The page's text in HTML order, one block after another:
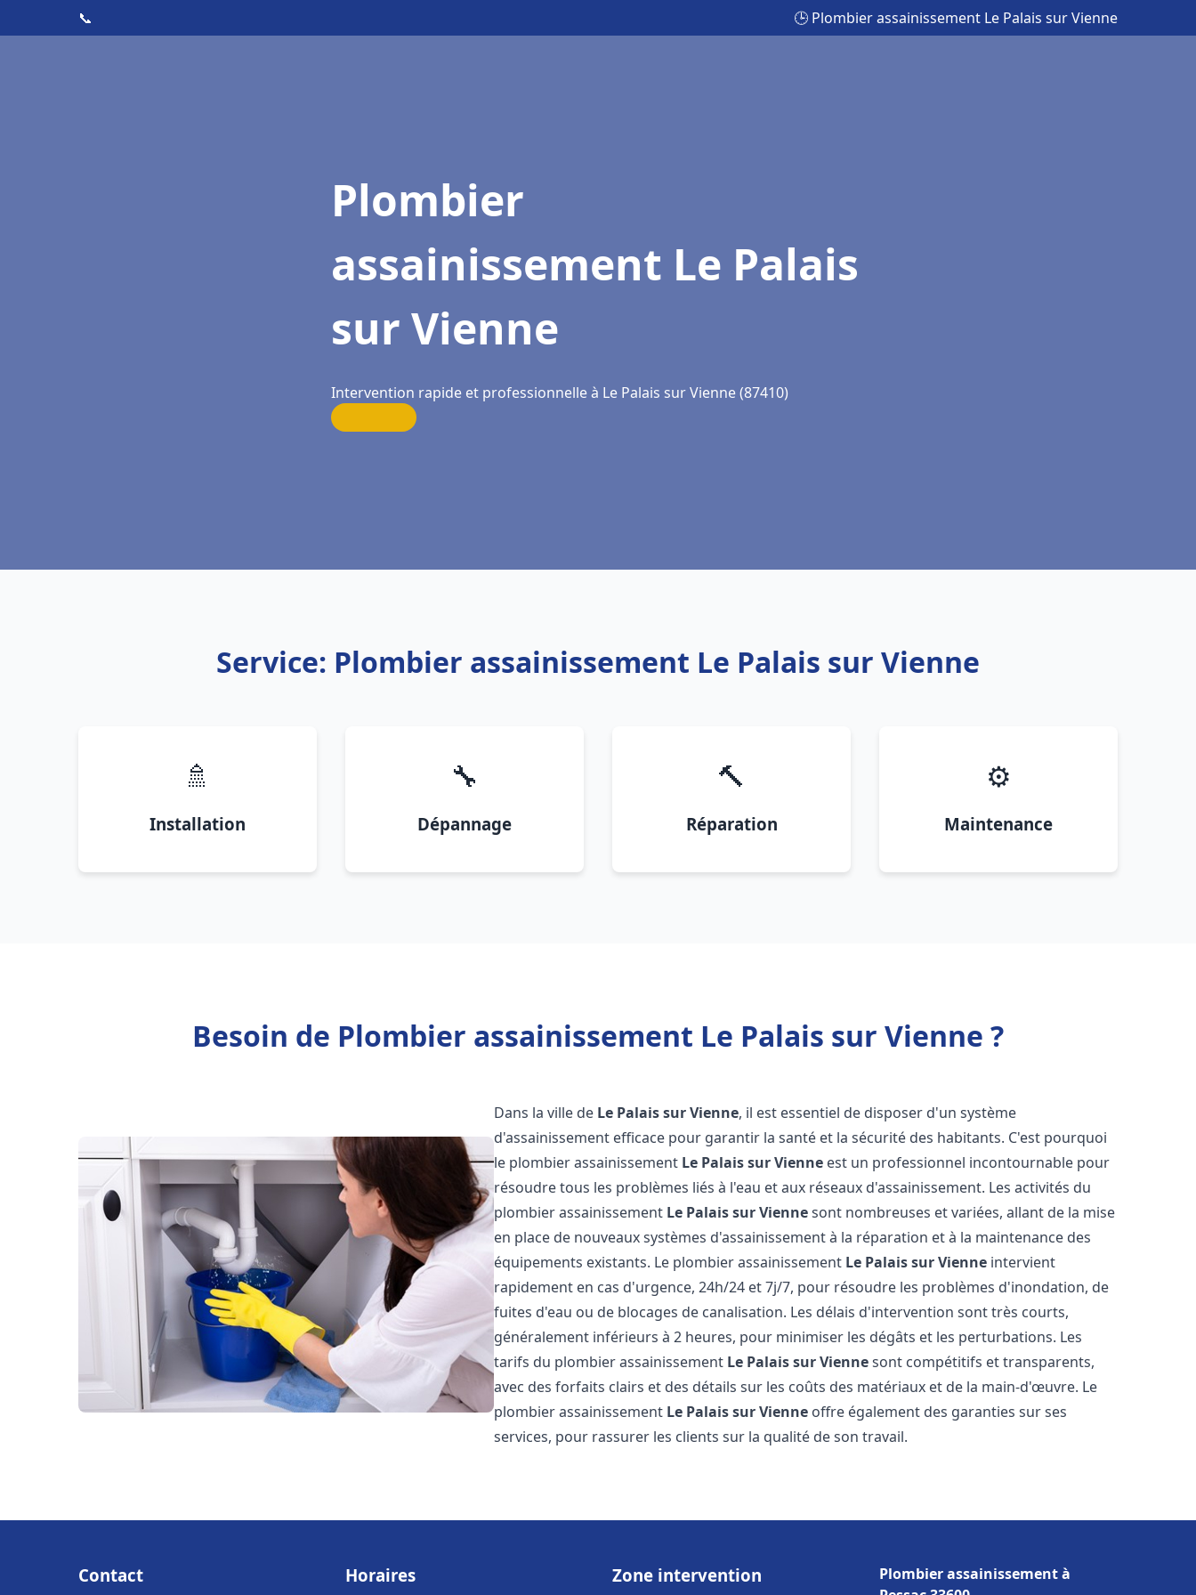
📞 🕒 Plombier assainissement Le Palais sur Vienne
Plombier
assainissement Le Palais
sur Vienne
Intervention rapide et professionnelle à Le Palais sur Vienne (87410)
Service: Plombier assainissement Le Palais sur Vienne
🚿
Installation
🔧
Dépannage
🔨
Réparation
⚙️
Maintenance
Besoin de Plombier assainissement Le Palais sur Vienne ?
Dans la ville de Le Palais sur Vienne, il est essentiel de disposer d'un système
d'assainissement efficace pour garantir la santé et la sécurité des habitants. C'est pourquoi
le plombier assainissement Le Palais sur Vienne est un professionnel incontournable pour
résoudre tous les problèmes liés à l'eau et aux réseaux d'assainissement. Les activités du
plombier assainissement Le Palais sur Viennesont nombreuses et variées, allant de la mise
en place de nouveaux systèmes d'assainissement à la réparation et à la maintenance des
équipements existants. Le plombier assainissement Le Palais sur Vienne intervient
rapidement en cas d'urgence, 24h/24 et 7j/7, pour résoudre les problèmes d'inondation, de
fuites d'eau ou de blocages de canalisation. Les délais d'intervention sont très courts,
généralement inférieurs à 2 heures, pour minimiser les dégâts et les perturbations. Les
tarifs du plombier assainissement Le Palais sur Viennesont compétitifs et transparents,
avec des forfaits clairs et des détails sur les coûts des matériaux et de la main-d'œuvre. Le
plombier assainissement Le Palais sur Vienne offre également des garanties sur ses
services, pour rassurer les clients sur la qualité de son travail.
Contact Horaires Zone intervention
Plombier assainissement à